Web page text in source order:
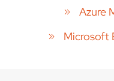
Azure
Microsoft